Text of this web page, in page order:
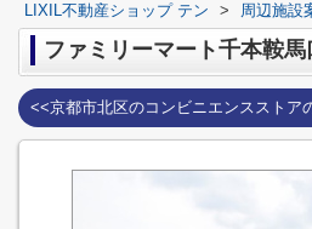
LIXIL不動産ショップ テン > 周辺施設
ファミリーマート千本鞍馬
<<京都市北区のコンビニエンスストア